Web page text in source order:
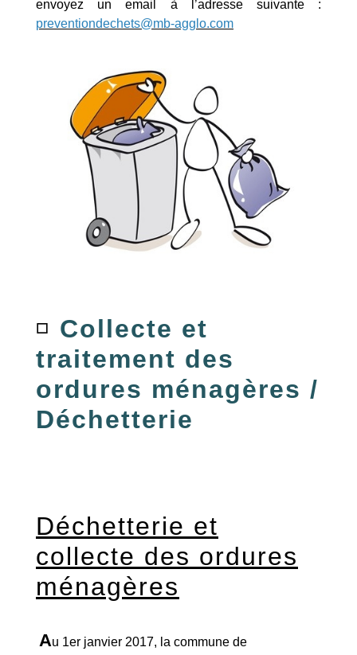
envoyez un email à l’adresse suivante :
preventiondechets@mb-agglo.com
◽️ Collecte et
traitement des
ordures ménagères /
Déchetterie
Déchetterie et
collecte des ordures
ménagères
Au 1er janvier 2017, la commune de